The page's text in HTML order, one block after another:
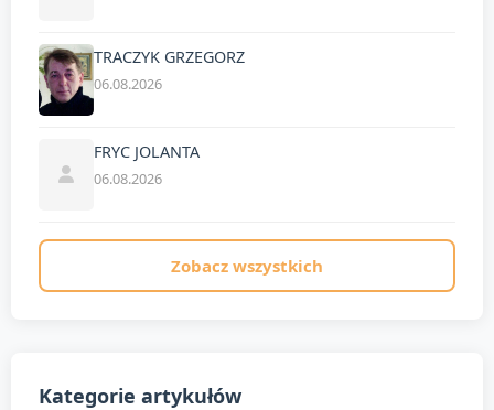
TRACZYK GRZEGORZ
06.08.2026
FRYC JOLANTA
06.08.2026
Zobacz wszystkich
Kategorie artykułów